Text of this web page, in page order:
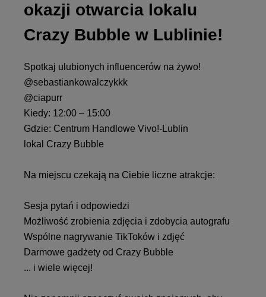
okazji otwarcia lokalu
Crazy Bubble w Lublinie!
Spotkaj ulubionych influencerów na żywo!
@sebastiankowalczykkk
@ciapurr
Kiedy: 12:00 – 15:00
Gdzie: Centrum Handlowe Vivo!-Lublin
lokal Crazy Bubble
Na miejscu czekają na Ciebie liczne atrakcje:
Sesja pytań i odpowiedzi
Możliwość zrobienia zdjęcia i zdobycia autografu
Wspólne nagrywanie TikToków i zdjęć
Darmowe gadżety od Crazy Bubble
... i wiele więcej!